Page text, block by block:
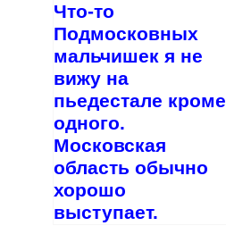
Что-то
Подмосковных
мальчишек я не
вижу на
пьедестале кроме
одного.
Московская
область обычно
хорошо
выступает.